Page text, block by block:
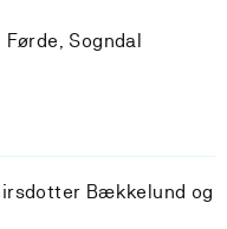
Førde, Sogndal
Bækkelund og